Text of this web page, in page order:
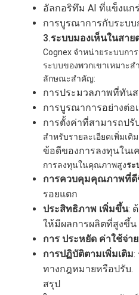
อัลกอริทึม AI ที่แข็งแก
การบูรณาการกับระบ
3.ระบบมองเห็นในสาย
Cognex จําหน่ายระบบก
ระบบของพวกเขาเหมาะสํ
ลักษณะสําคัญ:
การประมวลภาพที่ทันส
การบูรณาการอย่างต่อ
การตั้งค่าที่สามารถปรั
สําหรับรายละเอียดเพิ่มเติ
ข้อดีของการลงทุนในเ
การลงทุนในคุณภาพสูงระ
การควบคุมคุณภาพที่
รอยแตก
ประสิทธิภาพ เพิ่มขึ้น:
ให้มีผลการผลิตที่สูงขึ้น
การ ประหยัด ค่าใช้จ่าย
การปฏิบัติตามเพิ่มเติม:
ทางกฎหมายหรือปรับ.
สรุป